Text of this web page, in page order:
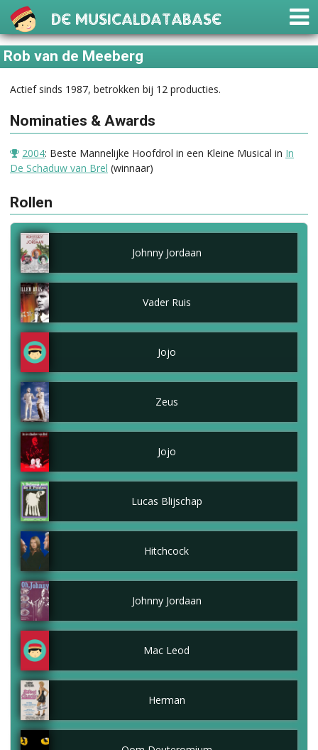
De Musicaldatabase
Rob van de Meeberg
Actief sinds 1987, betrokken bij 12 producties.
Nominaties & Awards
2004: Beste Mannelijke Hoofdrol in een Kleine Musical in In
De Schaduw van Brel (winnaar)
Rollen
Johnny Jordaan
Vader Ruis
Jojo
Zeus
Jojo
Lucas Blijschap
Hitchcock
Johnny Jordaan
Mac Leod
Herman